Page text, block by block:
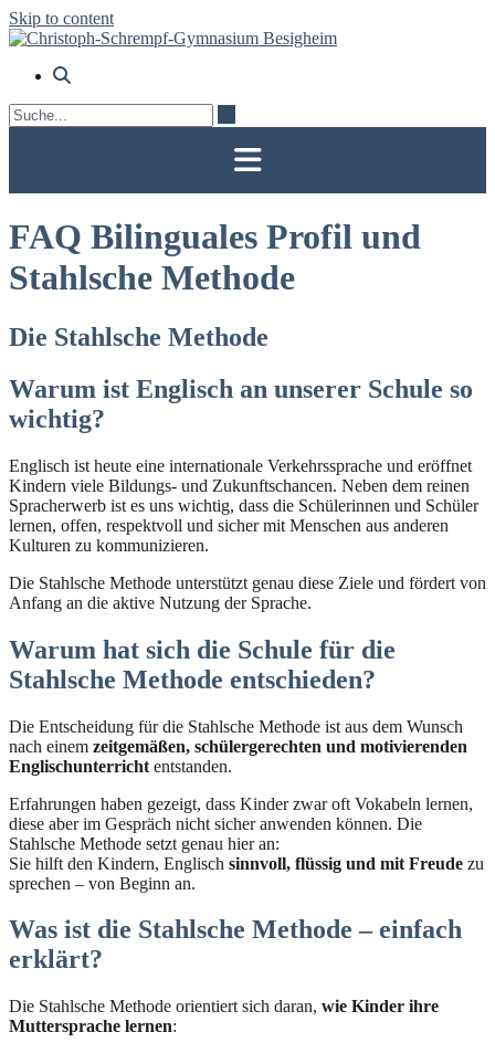
Skip to content
FAQ Bilinguales Profil und
Stahlsche Methode
Die Stahlsche Methode
Warum ist Englisch an unserer Schule so
wichtig?
Englisch ist heute eine internationale Verkehrssprache und eröffnet
Kindern viele Bildungs- und Zukunftschancen. Neben dem reinen
Spracherwerb ist es uns wichtig, dass die Schülerinnen und Schüler
lernen, offen, respektvoll und sicher mit Menschen aus anderen
Kulturen zu kommunizieren.
Die Stahlsche Methode unterstützt genau diese Ziele und fördert von
Anfang an die aktive Nutzung der Sprache.
Warum hat sich die Schule für die
Stahlsche Methode entschieden?
Die Entscheidung für die Stahlsche Methode ist aus dem Wunsch
nach einem zeitgemäßen, schülergerechten und motivierenden
Englischunterricht entstanden.
Erfahrungen haben gezeigt, dass Kinder zwar oft Vokabeln lernen,
diese aber im Gespräch nicht sicher anwenden können. Die
Stahlsche Methode setzt genau hier an:
Sie hilft den Kindern, Englisch sinnvoll, flüssig und mit Freude zu
sprechen – von Beginn an.
Was ist die Stahlsche Methode – einfach
erklärt?
Die Stahlsche Methode orientiert sich daran, wie Kinder ihre
Muttersprache lernen: